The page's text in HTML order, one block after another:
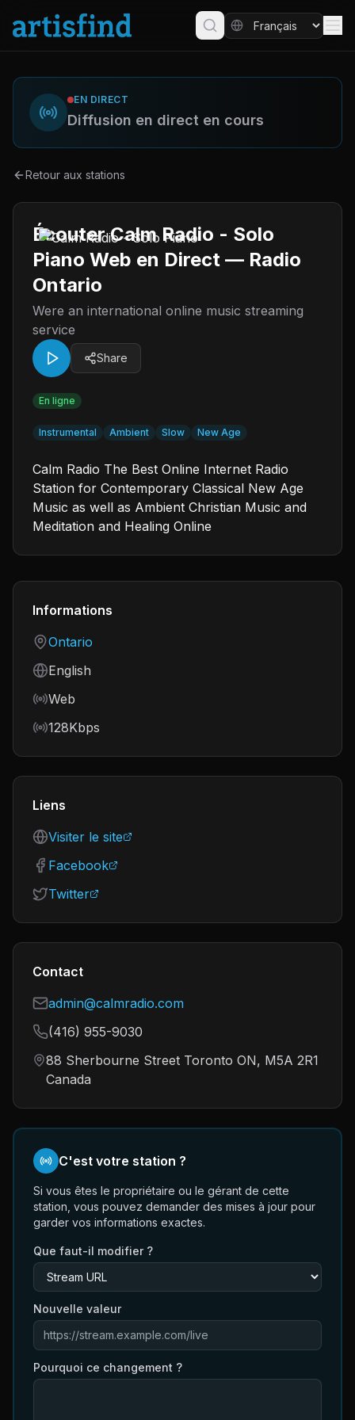
EN DIRECT
Diffusion en direct en cours
Retour aux stations
Écouter Calm Radio - Solo
Piano Web en Direct — Radio
Ontario
Were an international online music streaming
service
Share
En ligne
Instrumental Ambient Slow New Age
Calm Radio The Best Online Internet Radio
Station for Contemporary Classical New Age
Music as well as Ambient Christian Music and
Meditation and Healing Online
Informations
Country
Ontario
Language
English
Frequency
Web
Bitrate
128Kbps
Liens
Visiter le site
Facebook
Twitter
Contact
admin@calmradio.com
(416) 955-9030
88 Sherbourne Street Toronto ON, M5A 2R1
Canada
C'est votre station ?
Si vous êtes le propriétaire ou le gérant de cette
station, vous pouvez demander des mises à jour pour
garder vos informations exactes.
Que faut-il modifier ?
Nouvelle valeur
Pourquoi ce changement ?